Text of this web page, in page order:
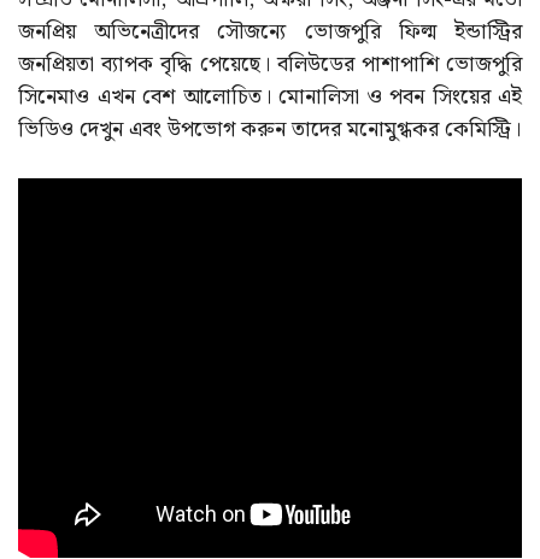
জনপ্রিয় অভিনেত্রীদের সৌজন্যে ভোজপুরি ফিল্ম ইন্ডাস্ট্রির
জনপ্রিয়তা ব্যাপক বৃদ্ধি পেয়েছে। বলিউডের পাশাপাশি ভোজপুরি
সিনেমাও এখন বেশ আলোচিত। মোনালিসা ও পবন সিংয়ের এই
ভিডিও দেখুন এবং উপভোগ করুন তাদের মনোমুগ্ধকর কেমিস্ট্রি।